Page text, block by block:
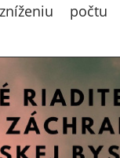
počtu